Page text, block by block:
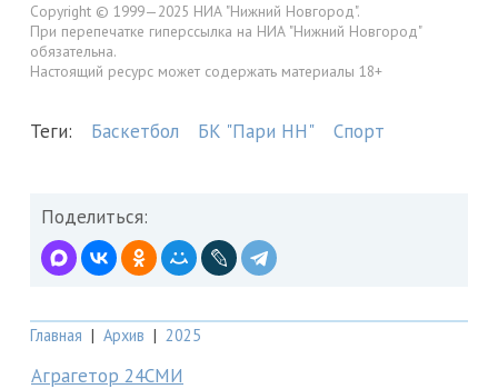
Copyright © 1999—2025 НИА "Нижний Новгород".
При перепечатке гиперссылка на НИА "Нижний Новгород"
обязательна.
Настоящий ресурс может содержать материалы 18+
Теги: Баскетбол БК "Пари НН" Спорт
Поделиться:
Главная | Архив | 2025
Аграгетор 24СМИ